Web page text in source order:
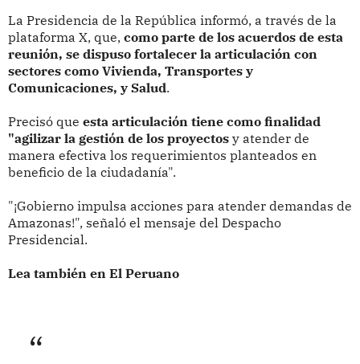
La Presidencia de la República informó, a través de la
plataforma X, que, como parte de los acuerdos de esta
reunión, se dispuso fortalecer la articulación con
sectores como Vivienda, Transportes y
Comunicaciones, y Salud.
Precisó que esta articulación tiene como finalidad
"agilizar la gestión de los proyectosy atender de
manera efectiva los requerimientos planteados en
beneficio de la ciudadanía".
"¡Gobierno impulsa acciones para atender demandas de
Amazonas!", señaló el mensaje del Despacho
Presidencial.
Lea también en El Peruano